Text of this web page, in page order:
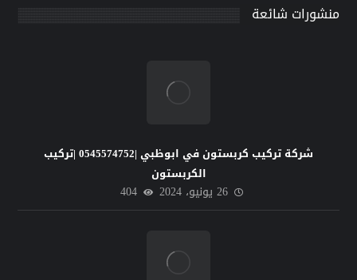
منشورات شائعة
شركة تركيب كربستون في ابوظبي |0545574752 |تركيب
الكربستون
26 يونيو، 2024 404